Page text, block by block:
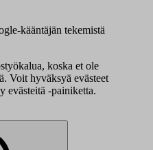
kääntäjän tekemistä
koska et ole
Voit hyväksyä evästeet
evästeitä -painiketta.